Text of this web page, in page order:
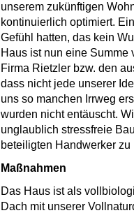
unserem zukünftigen
kontinuierlich optimiert.
Gefühl hatten, das kein
Haus ist nun eine
Firma Rietzler bzw. den
dass nicht jede unserer
uns so manchen Irrweg
wurden nicht entäuscht.
unglaublich stressfreie
beteiligten Handwerker
Maßnahmen
Das Haus ist als
Dach mit unserer